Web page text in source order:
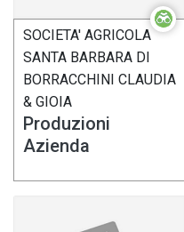
SOCIETA' AGRICOLA
SANTA BARBARA DI
BORRACCHINI CLAUDIA
& GIOIA
Produzioni
Azienda